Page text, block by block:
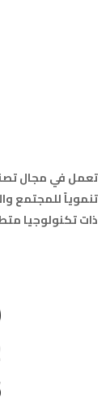
تعمل في مجال
تنموياً للمجتمع
ذات تكنولوجيا